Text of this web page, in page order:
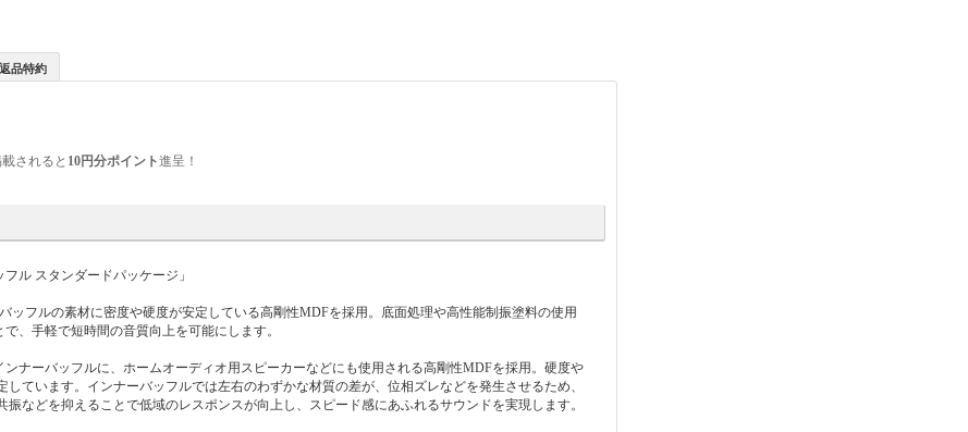
返品特約
されると 10円分ポイント進呈！
ル スタンダードパッケージ」
フルの素材に密度や硬度が安定している高剛性MDFを採用。底面処理や高性能制振塗料の使用
、手軽で短時間の音質向上を可能にします。
ナーバッフルに、ホームオーディオ用スピーカーなどにも使用される高剛性MDFを採用。硬度や
ています。インナーバッフルでは左右のわずかな材質の差が、位相ズレなどを発生させるため、
などを抑えることで低域のレスポンスが向上し、スピード感にあふれるサウンドを実現します。